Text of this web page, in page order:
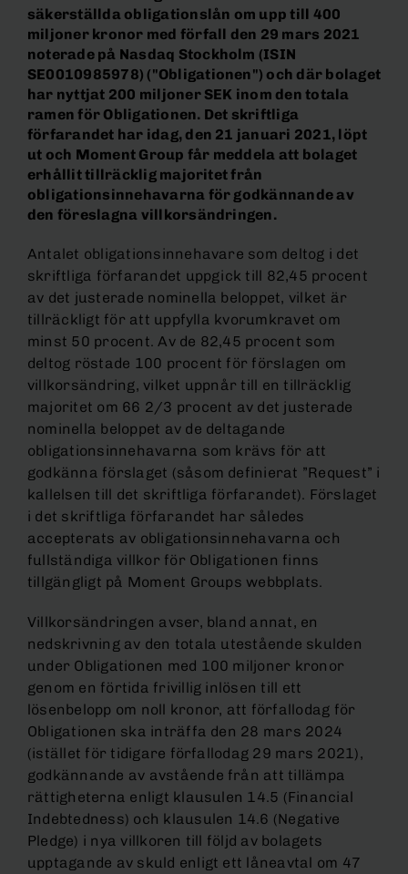
säkerställda obligationslån om upp till 400
miljoner kronor med förfall den 29 mars 2021
noterade på Nasdaq Stockholm (ISIN
SE0010985978) ("Obligationen") och där bolaget
har nyttjat 200 miljoner SEK inom den totala
ramen för Obligationen. Det skriftliga
förfarandet har idag, den 21 januari 2021, löpt
ut och Moment Group får meddela att bolaget
erhållit tillräcklig majoritet från
obligationsinnehavarna för godkännande av
den föreslagna villkorsändringen.
Antalet obligationsinnehavare som deltog i det
skriftliga förfarandet uppgick till 82,45 procent
av det justerade nominella beloppet, vilket är
tillräckligt för att uppfylla kvorumkravet om
minst 50 procent. Av de 82,45 procent som
deltog röstade 100 procent för förslagen om
villkorsändring, vilket uppnår till en tillräcklig
majoritet om 66 2/3 procent av det justerade
nominella beloppet av de deltagande
obligationsinnehavarna som krävs för att
godkänna förslaget (såsom definierat ”Request” i
kallelsen till det skriftliga förfarandet). Förslaget
i det skriftliga förfarandet har således
accepterats av obligationsinnehavarna och
fullständiga villkor för Obligationen finns
tillgängligt på Moment Groups webbplats.
Villkorsändringen avser, bland annat, en
nedskrivning av den totala utestående skulden
under Obligationen med 100 miljoner kronor
genom en förtida frivillig inlösen till ett
lösenbelopp om noll kronor, att förfallodag för
Obligationen ska inträffa den 28 mars 2024
(istället för tidigare förfallodag 29 mars 2021),
godkännande av avstående från att tillämpa
rättigheterna enligt klausulen 14.5 (Financial
Indebtedness) och klausulen 14.6 (Negative
Pledge) i nya villkoren till följd av bolagets
upptagande av skuld enligt ett låneavtal om 47